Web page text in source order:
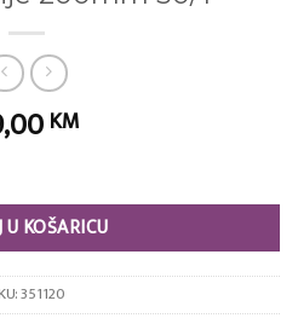
KM
KOŠARICU
351120